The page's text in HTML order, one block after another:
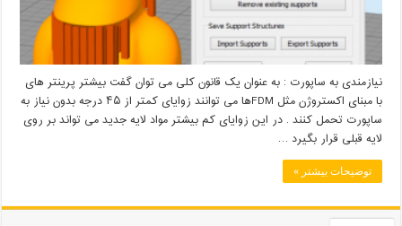
نیازمندی به ساپورت : به عنوان یک قانون کلی می توان گفت بیشتر پرینتر های
با مبنای اکستروژن مثل FDMها می توانند زوایای کمتر از ۴۵ درجه بدون نیاز به
ساپورت تحمل کنند . در این زوایای کم بیشتر مواد لایه جدید می تواند بر روی
لایه قبلی قرار بگیرد …
توضیحات بیشتر »